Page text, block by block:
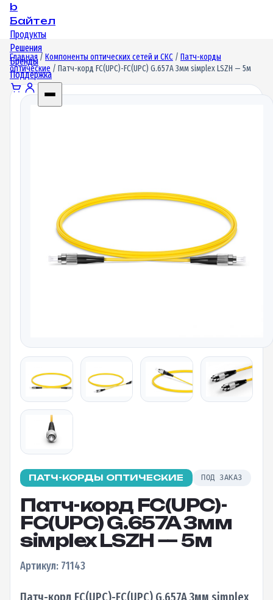
b
Байтел
Продукты
Решения
Бренды
Поддержка
Главная/ Компоненты оптических сетей и СКС / Патч-корды
оптические / Патч-корд FC(UPC)-FC(UPC) G.657A 3мм siмplex LSZH — 5м
ПАТЧ-КОРДЫ ОПТИЧЕСКИЕ ПОД ЗАКАЗ
Патч-корд FC(UPC)-
FC(UPC) G.657A 3мм
siмplex LSZH — 5м
Артикул: 71143
Патч-корд FC(UPC)-FC(UPC) G.657A 3мм simplex